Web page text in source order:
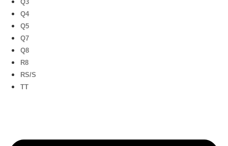
Q3
Q4
Q5
Q7
Q8
R8
RS/S
TT